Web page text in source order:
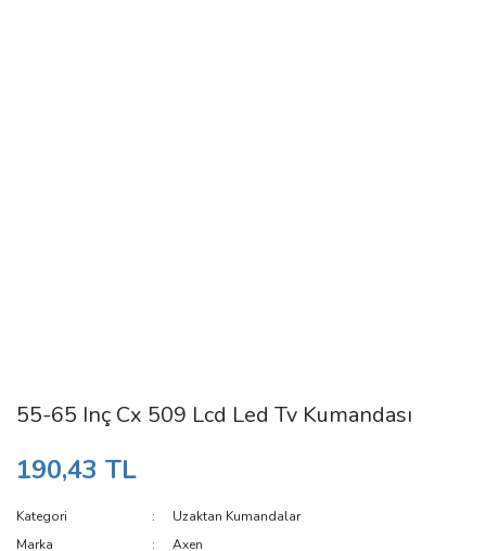
55-65 Inç Cx 509 Lcd Led Tv Kumandası
190,43 TL
Kategori
Uzaktan Kumandalar
Marka
Axen